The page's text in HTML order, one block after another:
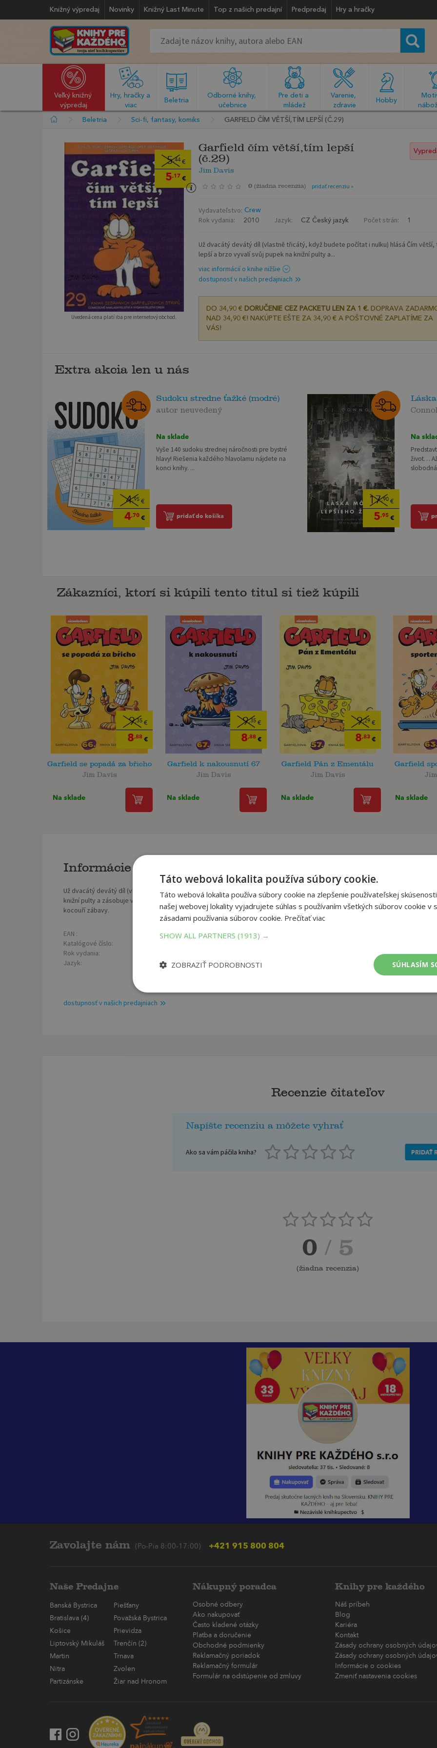
Knižný výpredaj Novinky Knižný Last Minute Top z našich predajní Predpredaj Hry a hračky
Veľký knižný
výpredaj
Hry, hračky a
viac
Beletria
Odborné knihy,
učebnice
Pre deti a
mládež
Varenie,
zdravie
Hobby
Beletria Sci-fi, fantasy, komiks GARFIELD ČÍM VĚTŠÍ,TÍM LEPŠÍ (Č.29)
5,44 €
5,17 €
Uvedená cena platí iba pre internetový obchod.
Garfield čím větší,tím lepší
(č.29)
Jim Davis
0 (žiadna recenzia) pridať recenziu »
Vydavateľstvo: Crew
Rok vydania: 2010 Jazyk: CZ Český jazyk Počet strán: 1
Už dvacátý devátý díl (vlastně třicátý, když budete počítat i nulku) hlásá Čím větší,
lepší a brzo vyvalí svůj pupek na knižní pulty a...
viac informácií o knihe nižšie
dostupnosť v našich predajniach
DO 34,90 € DORUČENIE CEZ PACKETU LEN ZA 1 €.DOPRAVA
NAD 34,90 €! NAKÚPTE EŠTE ZA 34,90 € A POŠTOVNÉ ZAPLATÍME ZA
VÁS!
Extra akcia len u nás
4,95€
4,70€
Sudoku stredne ťažké (modré)
autor neuvedený
Na sklade
Vyše 140 sudoku strednej náročnosti pre bystré
hlavy! Riešenia každého hlavolamu nájdete na
konci knihy. ...
pridať do košíka
17,90 €
5,95 €
Na
život…
Zákazníci, ktorí si kúpili tento titul si tiež kúpili
9,35€
8,88€
Garfield se popadá za břicho
Jim Davis
Na sklade
9,35 €
8,88 €
Garfield k nakousnutí 67
Jim Davis
Na sklade
9,29 €
8,83 €
Garfield Pán z Ementálu
Jim Davis
Na sklade
Garfield
Na sklade
Informácie o knihe
Už dvacátý devátý díl (vlastně třicátý, když budete počítat i nulku) hlásá Čím větší, tím lepší a brzo vyvalí svůj pupek na
knižní pulty a zásobuje vás vysokokalorickým humorem. Tak si povolte opasky a připravte se na pořádnou porci
kocouří zábavy.
EAN : 9788087083796
Katalógové číslo:
Rok vydania:
Jazyk: CZ Český jazyk
Počet strán:
Hmotnosť:
dostupnosť v našich predajniach
Recenzie čitateľov
Napíšte recenziu a môžete vyhrať
Ako sa vám páčila kniha? PRIDAŤ
0 / 5
(žiadna recenzia)
Zavolajte nám (Po-Pia 8:00-17:00) +421 915 800 804
Naše Predajne
Banská Bystrica
Piešťany
Bratislava (4)
Považská Bystrica
Košice
Prievidza
Liptovský Mikuláš
Trenčín (2)
Martin
Trnava
Nitra
Zvolen
Partizánske
Žiar nad Hronom
Nákupný poradca
Osobné odbery
Ako nakupovať
Často kladené otázky
Platba a doručenie
Obchodné podmienky
Reklamačný poriadok
Reklamačný formulár
Formulár na odstúpenie od zmluvy
Knihy pre každého
Náš príbeh
Blog
Kariéra
Kontakt
Zásady ochrany osobných
Zásady ochrany osobných
Informácie o cookies
Zmeniť nastavenia cookies
Táto webová lokalita používa súbory cookie.
Táto webová lokalita používa súbory cookie na zlepšenie používateľskej
našej webovej lokality vyjadrujete súhlas s používaním všetkých súborov cookie v
zásadami používania súborov cookie. Prečítať viac
SHOW ALL PARTNERS (1913) →
SÚHLASÍM
ZOBRAZIŤ PODROBNOSTI